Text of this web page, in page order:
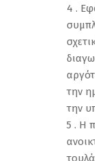
4 .
την
την
5 . Η